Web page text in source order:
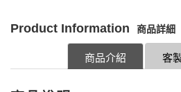
Product Information 商品詳細
客
商品介紹